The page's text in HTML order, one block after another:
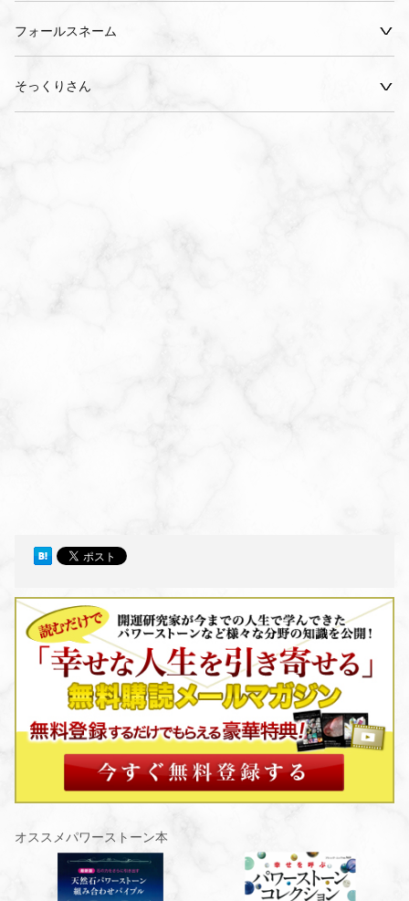
フォールスネーム
そっくりさん
オススメパワーストーン本